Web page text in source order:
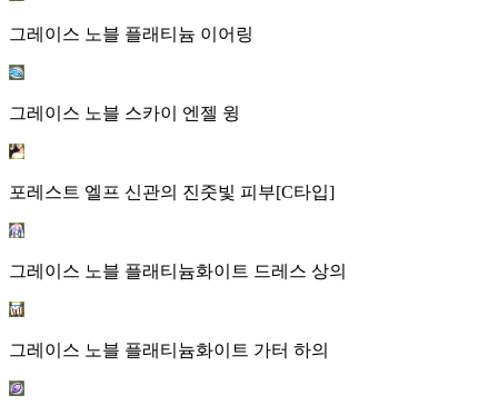
그레이스 노블 플래티늄 이어링
그레이스 노블 스카이 엔젤 윙
포레스트 엘프 신관의 진줏빛 피부[C타입]
그레이스 노블 플래티늄화이트 드레스 상의
그레이스 노블 플래티늄화이트 가터 하의